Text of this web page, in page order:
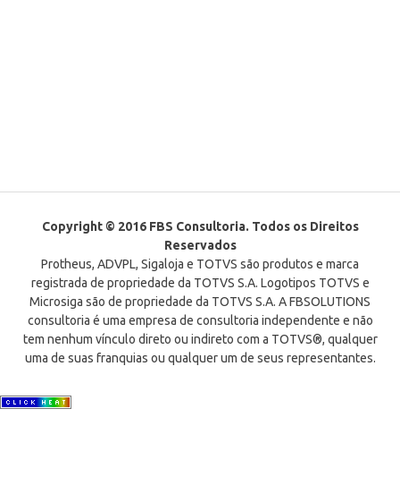
Copyright © 2016 FBS Consultoria. Todos os Direitos
Reservados
Protheus, ADVPL, Sigaloja e TOTVS são produtos e marca
registrada de propriedade da TOTVS S.A. Logotipos TOTVS e
Microsiga são de propriedade da TOTVS S.A. A FBSOLUTIONS
consultoria é uma empresa de consultoria independente e não
tem nenhum vínculo direto ou indireto com a TOTVS®, qualquer
uma de suas franquias ou qualquer um de seus representantes.